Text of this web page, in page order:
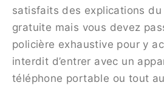
satisfaits des explications du
gratuite mais vous devez
policière exhaustive pour y
interdit d’entrer avec un
téléphone portable ou tout